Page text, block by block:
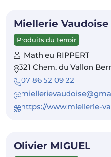
Miellerie Vaudoise
Produits du terroir
Mathieu RIPPERT
321 Chem. du Vallon
07 86 52 09 22
https://www.miellerie-
Olivier MIGUEL